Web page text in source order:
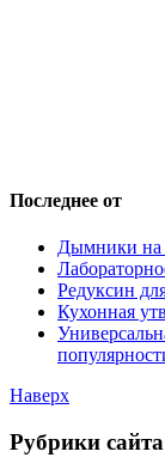
Последнее от
Дымники на
Редуксин
Кухонная
Наверх
Рубрики